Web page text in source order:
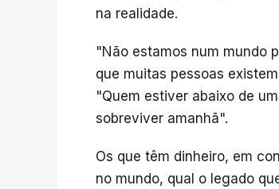
na realidade.
"Não estamos num mundo
que muitas pessoas
"Quem estiver abaixo de
sobreviver amanhã".
Os que têm dinheiro, em
no mundo, qual o legado